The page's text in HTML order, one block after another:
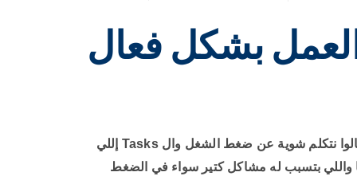
بشكل فعال
النهاردة هنتكلم عن إدارة الوقت – تنظيم مهام العمل بشكل فعال وسريع ، تعالوا نتكلم شوية عن ضغط الشغل وال Tasks إللي
واللي بتسبب له مشاكل كتير سواء في الضغط